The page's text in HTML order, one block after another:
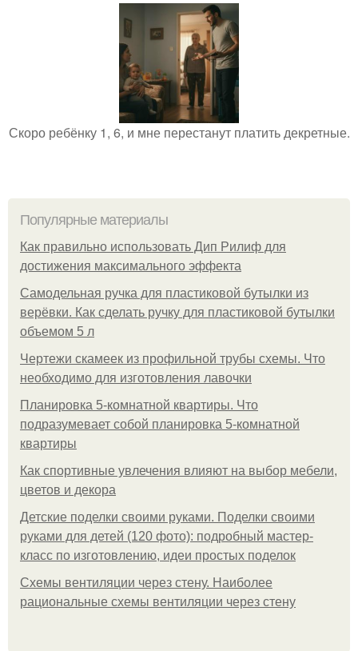
Скоро ребёнку 1, 6, и мне перестанут платить декретные.
Популярные материалы
Как правильно использовать Дип Рилиф для
достижения максимального эффекта
Самодельная ручка для пластиковой бутылки из
верёвки. Как сделать ручку для пластиковой бутылки
объемом 5 л
Чертежи скамеек из профильной трубы схемы. Что
необходимо для изготовления лавочки
Планировка 5-комнатной квартиры. Что
подразумевает собой планировка 5-комнатной
квартиры
Как спортивные увлечения влияют на выбор мебели,
цветов и декора
Детские поделки своими руками. Поделки своими
руками для детей (120 фото): подробный мастер-
класс по изготовлению, идеи простых поделок
Схемы вентиляции через стену. Наиболее
рациональные схемы вентиляции через стену